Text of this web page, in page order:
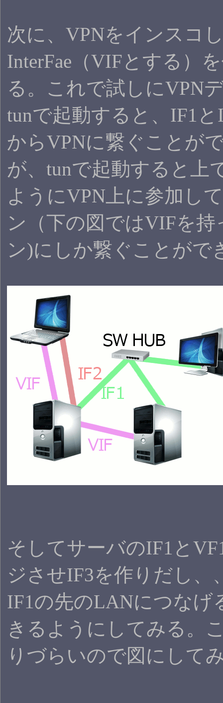
次に、VPNをインスコ
InterFae（VIFとする）
る。これで試しにVPN
tunで起動すると、IF1
からVPNに繋ぐことが
が、tunで起動すると上
ようにVPN上に参加し
ン（下の図ではVIFを持
ン)にしか繋ぐことがで
そしてサーバのIF1と
ジさせIF3を作りだし、
IF1の先のLANにつなげ
きるようにしてみる。
りづらいので図にして